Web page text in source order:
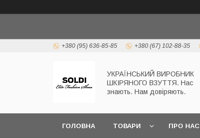
+380 (95) 636-85-85 +380 (67) 102-88-35
УКРАЇНСЬКИЙ ВИРОБНИК
ШКІРЯНОГО ВЗУТТЯ. Нас
знають. Нам довіряють.
ГОЛОВНА ТОВАРИ ПРО НАС